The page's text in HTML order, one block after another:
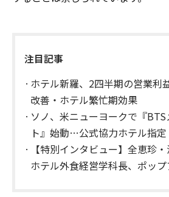
注目記事
ホテル新羅、2四半期の営業
改善・ホテル繁忙期効果
ソノ、米ニューヨークで『
ト』始動…公式協力ホテル指定
【特別インタビュー】全恵珍
ホテル外食経営学科長、ポッ